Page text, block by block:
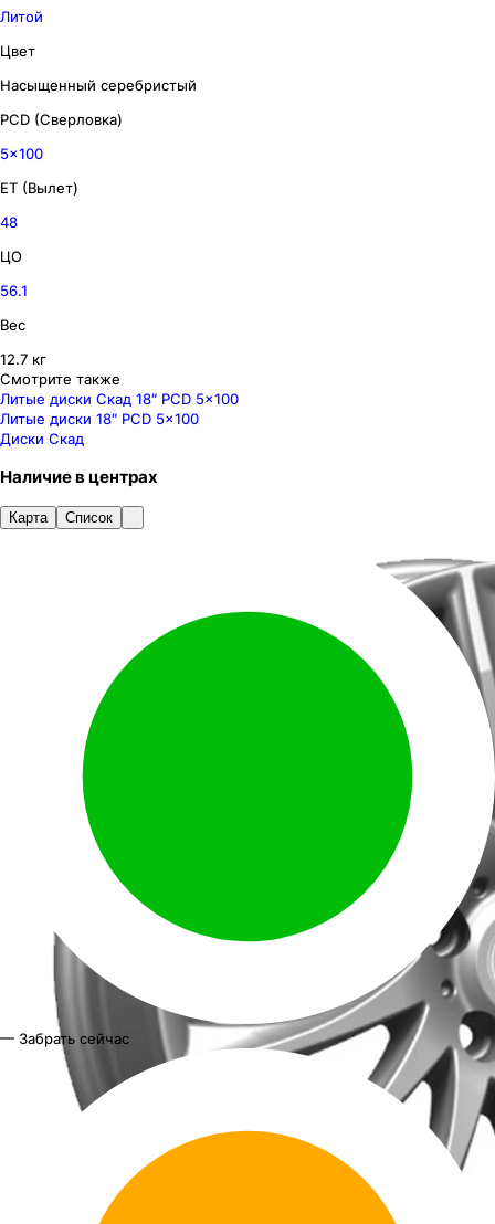
Литой
Цвет
Насыщенный серебристый
PCD (Сверловка)
5x100
ET (Вылет)
48
ЦО
56.1
Вес
12.7 кг
Смотрите также
Литые диски Скад 18″ PCD 5x100
Литые диски 18″ PCD 5x100
Диски Скад
Наличиев центрах
Карта Список
— Забрать сейчас